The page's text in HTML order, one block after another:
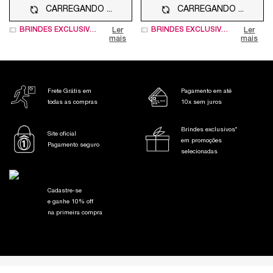
CARREGANDO ...
BRINDES EXCLUSIVOS
Ler
mais
CARREGANDO ...
BRINDES EXCLUSIVOS
Ler
mais
Frete Grátis em
todas as compras
Pagamento em até
10x sem juros
Site oficial
Pagamento seguro
Brindes exclusivos*
em promoções
selecionadas
Cadastre-se
e ganhe 10% off
na primeira compra